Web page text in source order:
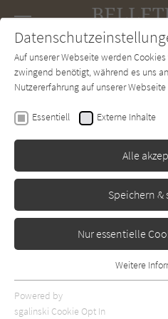
SUCHE Forum
Carson McCullers
Uhr ohne
Erschienen: Januar 1962
Auf unserer Webseite werden
zwingend benötigt, während es uns
Nutzererfahrung auf unserer
Essentiell Externe Inhalte
Alle
Speichern &
Nur essentielle
Essentielle Cookies werden für
Webseite benötigt. Dadurch ist
Weitere
Powered by
sgalinski Cookie Opt In